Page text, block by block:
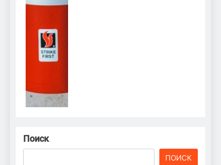
Поиск
ПОИСК